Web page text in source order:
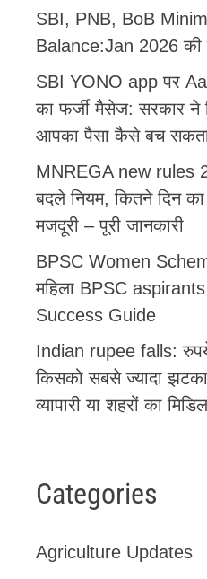
SBI, PNB, BoB
Balance:Jan 2026 की
SBI YONO app पर
का फर्जी मैसेज: सरकार ने
आपका पैसा कैसे बच
MNREGA new rules
बदले नियम, कितने दिन
मजदूरी – पूरी जानकारी
BPSC Women
महिला BPSC
Success Guide
Indian rupee falls:
किसको सबसे ज्यादा
व्यापारी या शहरों का
Categories
Agriculture Updates